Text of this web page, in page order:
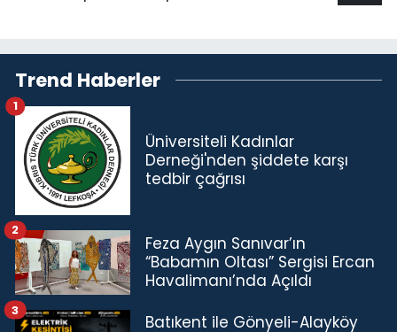
Trend Haberler
Üniversiteli Kadınlar
Derneği'nden şiddete karşı
tedbir çağrısı
1
Feza Aygın Sanıvar’ın
“Babamın Oltası” Sergisi Ercan
Havalimanı’nda Açıldı
2
Batıkent ile Gönyeli-Alayköy
3